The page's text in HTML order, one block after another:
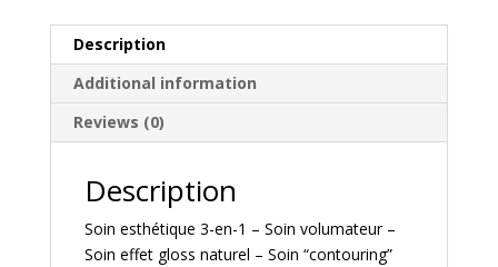
Description
Additional information
Reviews (0)
Description
Soin esthétique 3-en-1 – Soin volumateur –
Soin effet gloss naturel – Soin “contouring”